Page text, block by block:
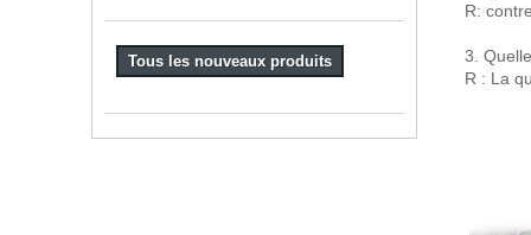
Tous les nouveaux produits
R:
3.
R : La